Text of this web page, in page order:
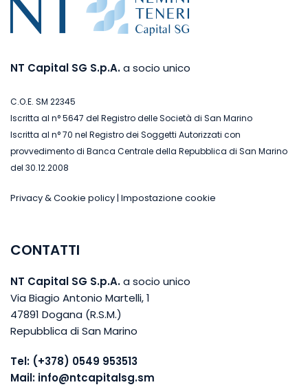
NT Capital SG S.p.A.a socio unico
C.O.E. SM 22345
Iscritta al n° 5647 del Registro delle Società di San Marino
Iscritta al n° 70 nel Registro dei Soggetti Autorizzati con
provvedimento di Banca Centrale della Repubblica di San Marino
del 30.12.2008
Privacy & Cookie policy| Impostazione cookie
CONTATTI
NT Capital SG S.p.A.a socio unico
Via Biagio Antonio Martelli, 1
47891 Dogana (R.S.M.)
Repubblica di San Marino
Tel: (+378) 0549 953513
Mail: info@ntcapitalsg.sm